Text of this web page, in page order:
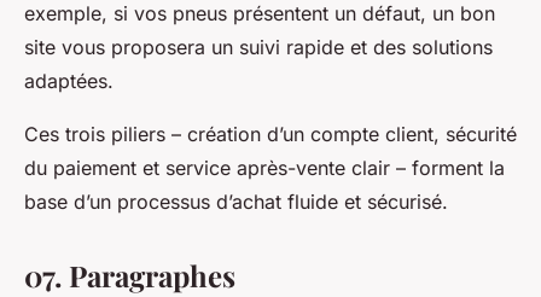
exemple, si vos pneus présentent un défaut, un bon
site vous proposera un suivi rapide et des solutions
adaptées.
Ces trois piliers – création d’un compte client, sécurité
du paiement et service après-vente clair – forment la
base d’un processus d’achat fluide et sécurisé.
07. Paragraphes